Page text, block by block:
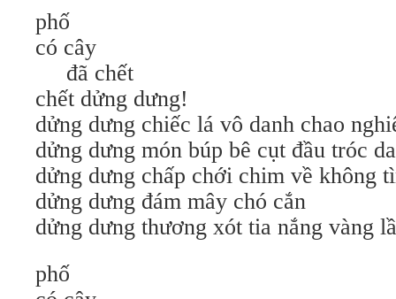
phố
có cây
đã chết
chết dửng dưng!
dửng dưng chiếc lá vô danh chao
dửng dưng món búp bê cụt đầu tróc
dửng dưng chấp chới chim về không
dửng dưng đám mây chó cắn
dửng dưng thương xót tia nắng vàng
phố